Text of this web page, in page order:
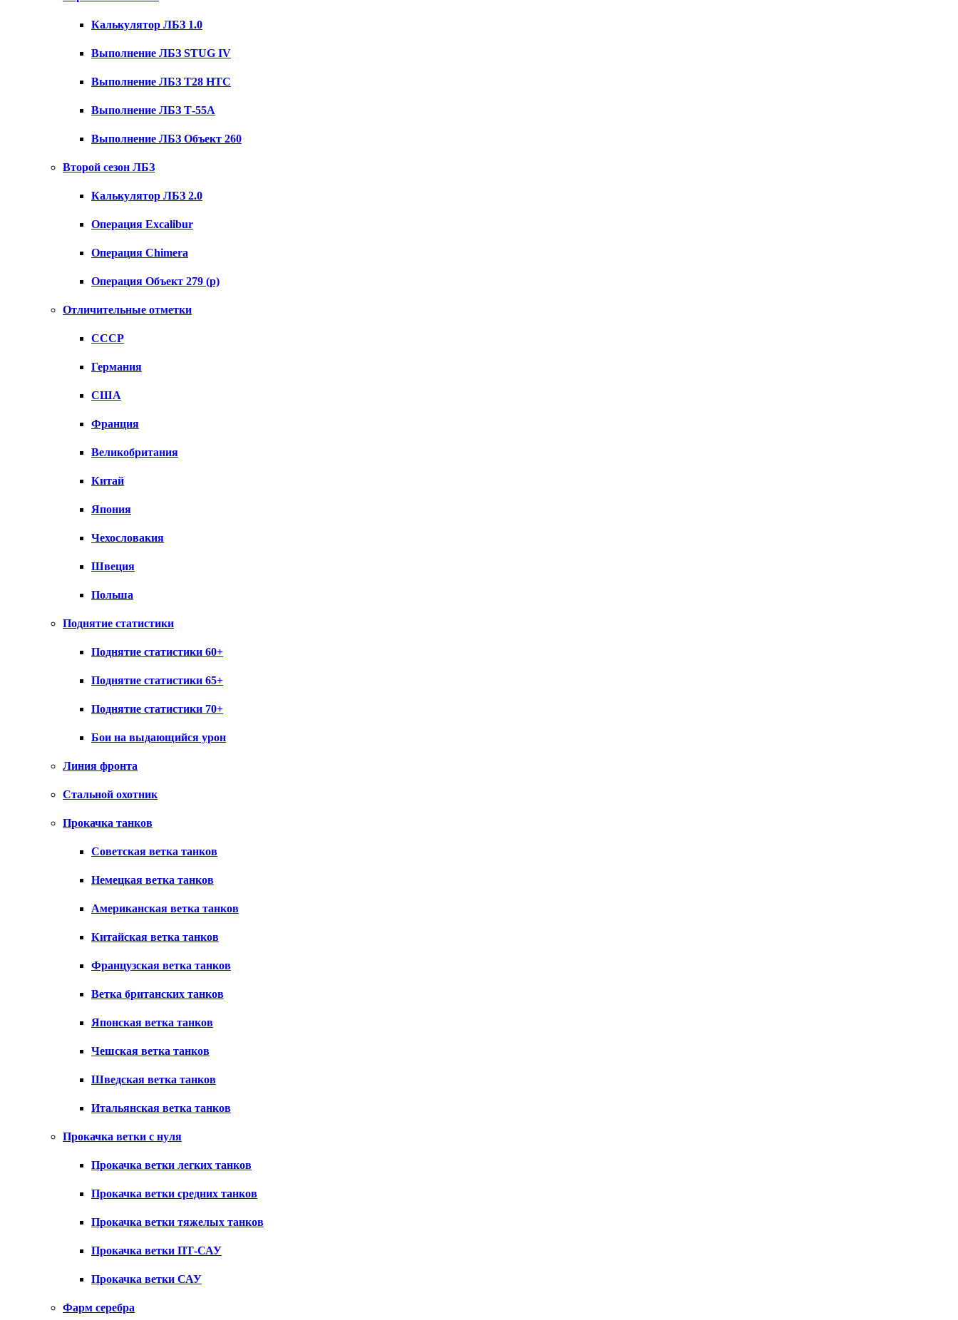
Калькулятор ЛБЗ 1.0
Выполнение ЛБЗ STUG IV
Выполнение ЛБЗ T28 HTC
Выполнение ЛБЗ Т-55А
Выполнение ЛБЗ Объект 260
Второй сезон ЛБЗ
Калькулятор ЛБЗ 2.0
Операция Excalibur
Операция Chimera
Операция Объект 279 (р)
Отличительные отметки
СССР
Германия
США
Франция
Великобритания
Китай
Япония
Чехословакия
Швеция
Польша
Поднятие статистики
Поднятие статистики 60+
Поднятие статистики 65+
Поднятие статистики 70+
Бои на выдающийся урон
Линия фронта
Стальной охотник
Прокачка танков
Советская ветка танков
Немецкая ветка танков
Американская ветка танков
Китайская ветка танков
Французская ветка танков
Ветка британских танков
Японская ветка танков
Чешская ветка танков
Шведская ветка танков
Итальянская ветка танков
Прокачка ветки с нуля
Прокачка ветки легких танков
Прокачка ветки средних танков
Прокачка ветки тяжелых танков
Прокачка ветки ПТ-САУ
Прокачка ветки САУ
Фарм серебра